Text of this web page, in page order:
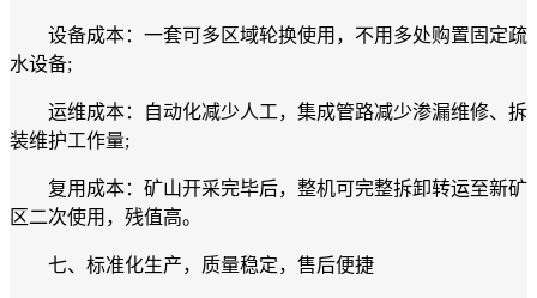
设备成本：一套可多区域轮换使用，不用多处购置固定疏
水设备;
运维成本：自动化减少人工，集成管路减少渗漏维修、拆
装维护工作量;
复用成本：矿山开采完毕后，整机可完整拆卸转运至新矿
区二次使用，残值高。
七、标准化生产，质量稳定，售后便捷